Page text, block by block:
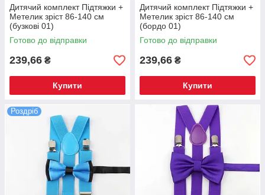
Дитячий комплект Підтяжки +
Метелик зріст 86-140 см
(бузкові 01)
Готово до відправки
239,66 ₴
Купити
Дитячий комплект Підтяжки +
Метелик зріст 86-140 см
(бордо 01)
Готово до відправки
239,66 ₴
Купити
Роздріб